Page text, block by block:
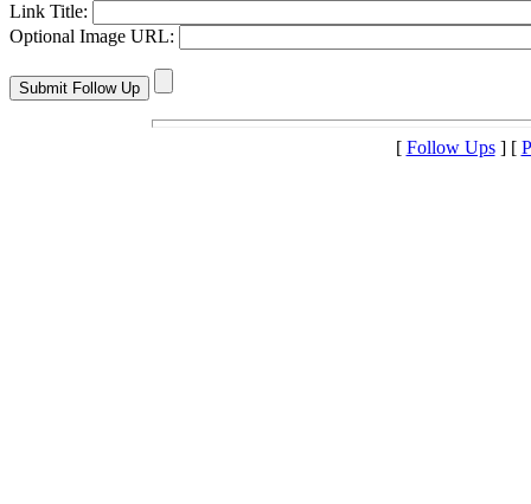
Link Title:
Optional Image URL:
[ Follow Ups] [